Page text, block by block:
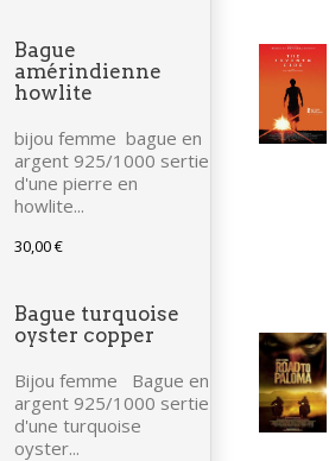
Bague
amérindienne
howlite
bijou femme bague en
argent 925/1000 sertie
d'une pierre en
howlite...
30,00 €
Bague turquoise
oyster copper
Bijou femme Bague en
argent 925/1000 sertie
d'une turquoise
oyster...